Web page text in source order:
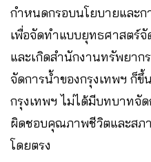
กำหนดกรอบนโยบายและก
เพื่อจัดทำแบบยุทธศาสตร์
และเกิดสำนักงานทรัพยา
จัดการน้ำของกรุงเทพฯ ก็
กรุงเทพฯ ไม่ได้มีบทบาทจั
ผิดชอบคุณภาพชีวิตและสภ
โดยตรง